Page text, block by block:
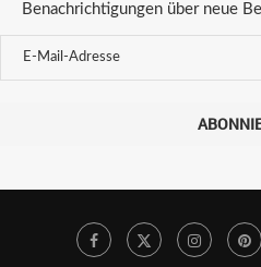
Benachrichtigungen über neue